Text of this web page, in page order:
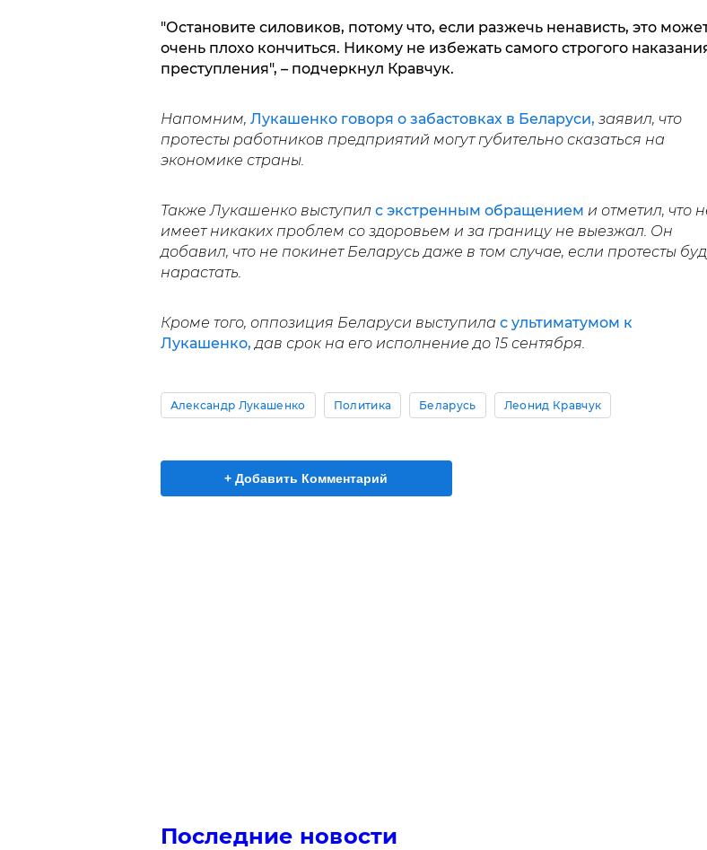
"Остановите силовиков, потому что, если разжечь ненависть, это
очень плохо кончиться. Никому не избежать самого строгого
преступления", – подчеркнул Кравчук.
Напомним, Лукашенко говоря о забастовках в Беларуси, заявил, что
протесты работников предприятий могут губительно сказаться на
экономике страны.
Также Лукашенко выступил с экстренным обращением и отметил, что
имеет никаких проблем со здоровьем и за границу не выезжал. Он
добавил, что не покинет Беларусь даже в том случае, если протесты
нарастать.
Кроме того, оппозиция Беларуси выступила с ультиматумом к
Лукашенко,дав срок на его исполнение до 15 сентября.
Александр Лукашенко Политика Беларусь Леонид Кравчук
+ Добавить Комментарий
Последние новости